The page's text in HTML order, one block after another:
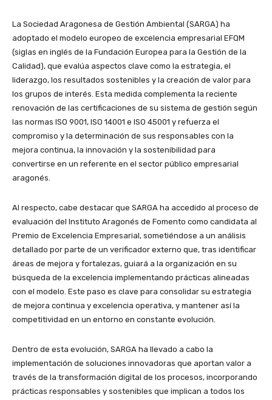
La Sociedad Aragonesa de Gestión Ambiental (SARGA) ha
adoptado el modelo europeo de excelencia empresarial EFQM
(siglas en inglés de la Fundación Europea para la Gestión de la
Calidad), que evalúa aspectos clave como la estrategia, el
liderazgo, los resultados sostenibles y la creación de valor para
los grupos de interés. Esta medida complementa la reciente
renovación de las certificaciones de su sistema de gestión según
las normas ISO 9001, ISO 14001 e ISO 45001 y refuerza el
compromiso y la determinación de sus responsables con la
mejora continua, la innovación y la sostenibilidad para
convertirse en un referente en el sector público empresarial
aragonés.
Al respecto, cabe destacar que SARGA ha accedido al proceso de
evaluación del Instituto Aragonés de Fomento como candidata al
Premio de Excelencia Empresarial, sometiéndose a un análisis
detallado por parte de un verificador externo que, tras identificar
áreas de mejora y fortalezas, guiará a la organización en su
búsqueda de la excelencia implementando prácticas alineadas
con el modelo. Este paso es clave para consolidar su estrategia
de mejora continua y excelencia operativa, y mantener así la
competitividad en un entorno en constante evolución.
Dentro de esta evolución, SARGA ha llevado a cabo la
implementación de soluciones innovadoras que aportan valor a
través de la transformación digital de los procesos, incorporando
prácticas responsables y sostenibles que implican a todos los